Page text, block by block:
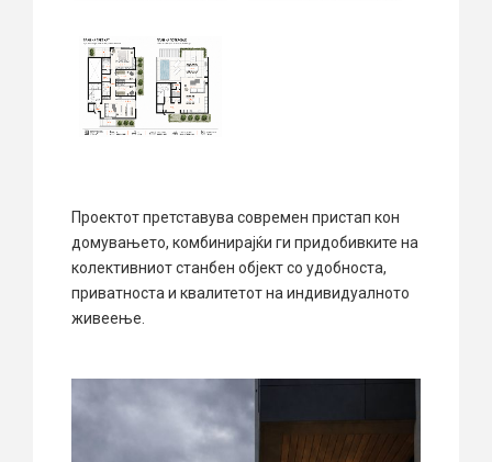
Проектот претставува современ пристап кон
домувањето, комбинирајќи ги придобивките на
колективниот станбен објект со удобноста,
приватноста и квалитетот на индивидуалното
живеење.